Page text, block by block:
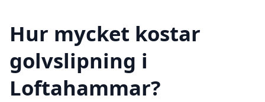
Hur mycket kostar
golvslipning i
Loftahammar?